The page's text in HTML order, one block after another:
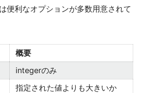
便利なオプションが多数用意されて
概要
integerのみ
指定された値よりも大きいか